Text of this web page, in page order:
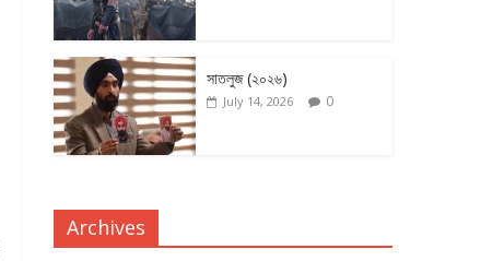
সাতলুজ (২০২৬)
July 14, 2026 0
Archives